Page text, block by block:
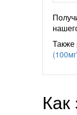
Также
Как